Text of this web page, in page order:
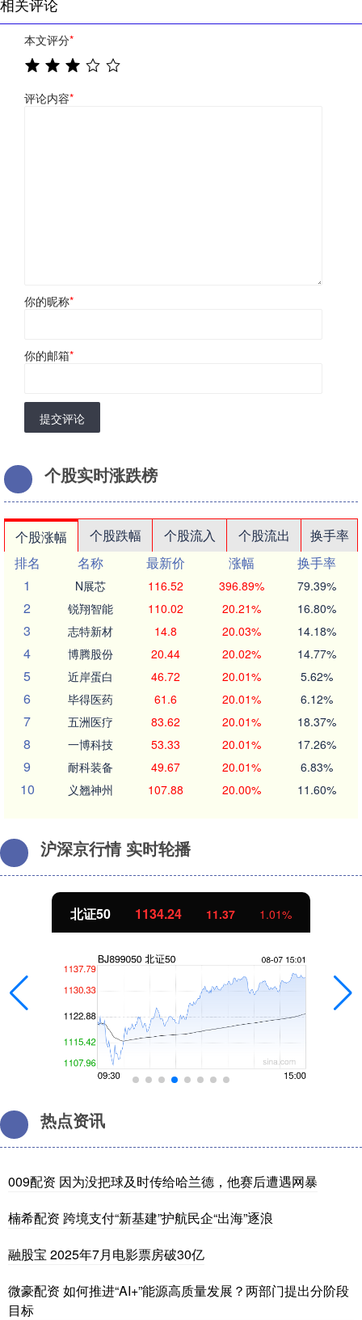
本文评分*
评论内容*
你的昵称*
你的邮箱*
提交评论
个股实时涨跌榜
个股涨幅 个股跌幅 个股流入 个股流出
换手率
排名
名称 最新价 涨幅
换手率
1
N展芯 116.52 396.89% 79.39%
2 锐翔智能 110.02 20.21% 16.80%
3 志特新材 14.8 20.03% 14.18%
4 博腾股份 20.44 20.02% 14.77%
5 近岸蛋白 46.72 20.01% 5.62%
6 毕得医药 61.6 20.01% 6.12%
7 五洲医疗 83.62 20.01% 18.37%
8 一博科技 53.33 20.01% 17.26%
9 耐科装备 49.67 20.01% 6.83%
10 义翘神州 107.88 20.00% 11.60%
沪深京行情 实时轮播
北证50 1134.24 11.37 1.01%
热点资讯
009配资 因为没把球及时传给哈兰德，他赛后遭遇网暴
楠希配资 跨境支付“新基建”护航民企“出海”逐浪
融股宝 2025年7月电影票房破30亿
微豪配资 如何推进“AI+”能源高质量发展？两部门提出分阶段
目标